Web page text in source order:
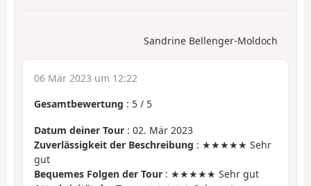
Sandrine Bellenger-Moldoch
06 Mär 2023 um 12:22
Gesamtbewertung : 5 / 5
Datum deiner Tour : 02. Mär 2023
Zuverlässigkeit der Beschreibung : ★★★★★ Sehr
gut
Bequemes Folgen der Tour : ★★★★★ Sehr gut